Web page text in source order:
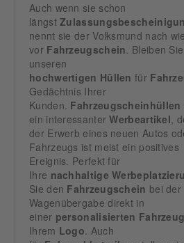
Auch wenn sie schon
längst
nennt sie der Volksmund nach wie
vor Fahrzeugschein. Bleiben
unseren
hochwertigen Hüllen für
Gedächtnis Ihrer
Kunden. Fahrzeugscheinhüllen
ein interessanterWerbeartikel,
der Erwerb eines neuen Autos
Fahrzeugs ist meist ein positives
Ereignis. Perfekt für
Ihre nachhaltige
Sie den Fahrzeugschein bei der
Wagenübergabe direkt in
einer personalisierten
Ihrem Logo. Auch